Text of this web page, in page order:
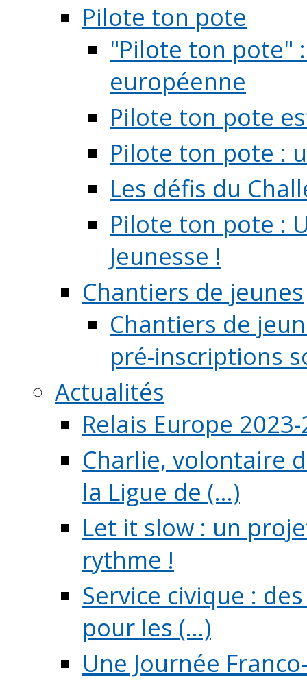
Pilote ton pote
"Pilote ton pote"
européenne
Pilote ton pote
Pilote ton pote :
Les défis du
Pilote ton pote :
Jeunesse !
Chantiers de jeunes
Chantiers de
pré-inscriptions
Actualités
Relais Europe
Charlie, volontaire
la Ligue de (...)
Let it slow : un
rythme !
Service civique :
pour les (...)
Une Journée